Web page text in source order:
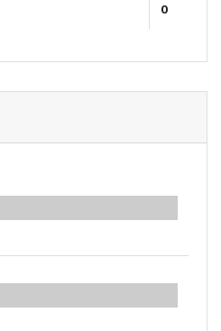
0